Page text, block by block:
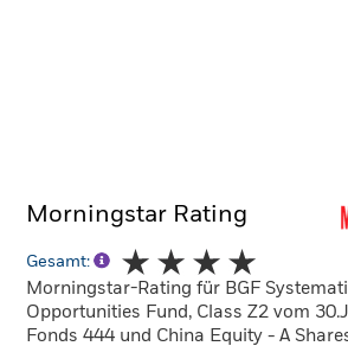
Morningstar Rating
Gesamt:
Morningstar-Rating für BGF
Opportunities Fund, Class Z2 vom
Fonds 444 und China Equity - A